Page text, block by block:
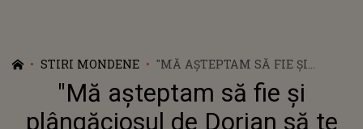
STIRI MONDENE
"MĂ AȘTEPTAM SĂ FIE ȘI
PLÂNGĂCIOSUL DE DORIAN SĂ
TE AȘTEPTE CU BRAȚELE
DESCHISE. CÂND ERAI ÎN
"Mă așteptam să fie și
plângăciosul de Dorian să te